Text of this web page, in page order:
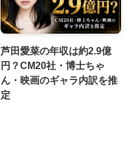
芦田愛菜の年収は約2.9億
円？CM20社・博士ちゃ
ん・映画のギャラ内訳を推
定